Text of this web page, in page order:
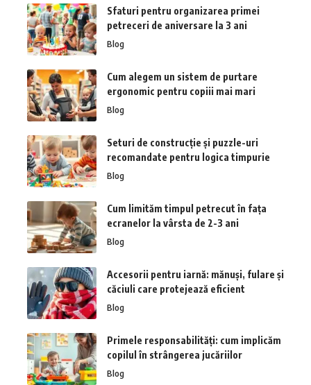
Sfaturi pentru organizarea primei
petreceri de aniversare la 3 ani
Blog
Cum alegem un sistem de purtare
ergonomic pentru copiii mai mari
Blog
Seturi de construcție și puzzle-uri
recomandate pentru logica timpurie
Blog
Cum limităm timpul petrecut în fața
ecranelor la vârsta de 2-3 ani
Blog
Accesorii pentru iarnă: mănuși, fulare și
căciuli care protejează eficient
Blog
Primele responsabilități: cum implicăm
copilul în strângerea jucăriilor
Blog